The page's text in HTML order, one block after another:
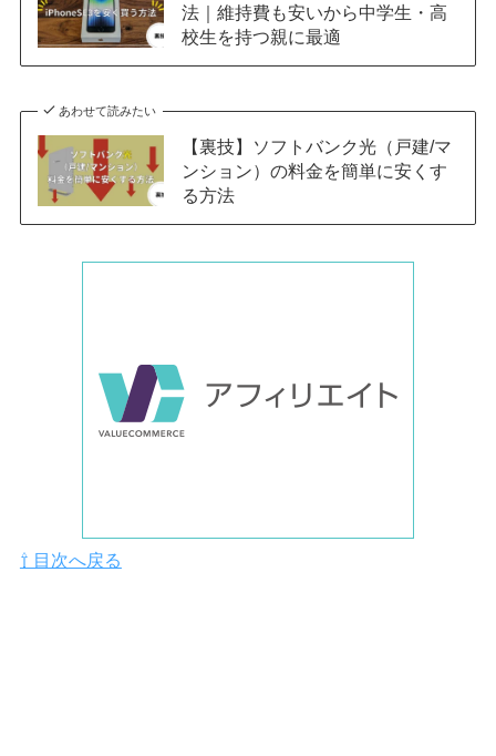
法｜維持費も安いから中学生・高
校生を持つ親に最適
あわせて読みたい
【裏技】ソフトバンク光（戸建/マ
ンション）の料金を簡単に安くす
る方法
⇧ 目次へ戻る